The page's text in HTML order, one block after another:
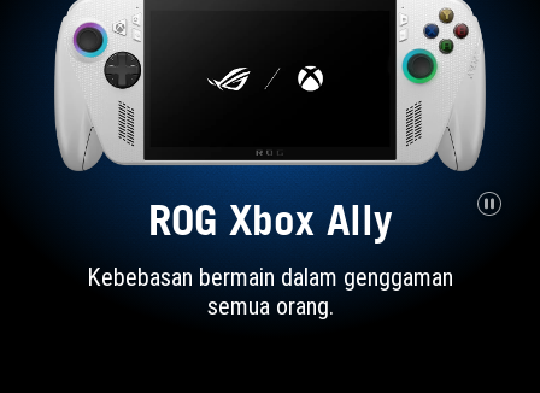
ROG Xbox Ally
Kebebasan bermain dalam genggaman
semua orang.